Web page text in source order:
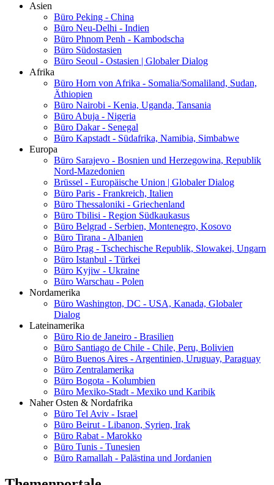
Asien
Büro Peking - China
Büro Neu-Delhi - Indien
Büro Phnom Penh - Kambodscha
Büro Südostasien
Büro Seoul - Ostasien | Globaler Dialog
Afrika
Büro Horn von Afrika - Somalia/Somaliland, Sudan,
Äthiopien
Büro Nairobi - Kenia, Uganda, Tansania
Büro Abuja - Nigeria
Büro Dakar - Senegal
Büro Kapstadt - Südafrika, Namibia, Simbabwe
Europa
Büro Sarajevo - Bosnien und Herzegowina, Republik
Nord-Mazedonien
Brüssel - Europäische Union | Globaler Dialog
Büro Paris - Frankreich, Italien
Büro Thessaloniki - Griechenland
Büro Tbilisi - Region Südkaukasus
Büro Belgrad - Serbien, Montenegro, Kosovo
Büro Tirana - Albanien
Büro Prag - Tschechische Republik, Slowakei, Ungarn
Büro Istanbul - Türkei
Büro Kyjiw - Ukraine
Büro Warschau - Polen
Nordamerika
Büro Washington, DC - USA, Kanada, Globaler
Dialog
Lateinamerika
Büro Rio de Janeiro - Brasilien
Büro Santiago de Chile - Chile, Peru, Bolivien
Büro Buenos Aires - Argentinien, Uruguay, Paraguay
Büro Zentralamerika
Büro Bogota - Kolumbien
Büro Mexiko-Stadt - Mexiko und Karibik
Naher Osten & Nordafrika
Büro Tel Aviv - Israel
Büro Beirut - Libanon, Syrien, Irak
Büro Rabat - Marokko
Büro Tunis - Tunesien
Büro Ramallah - Palästina und Jordanien